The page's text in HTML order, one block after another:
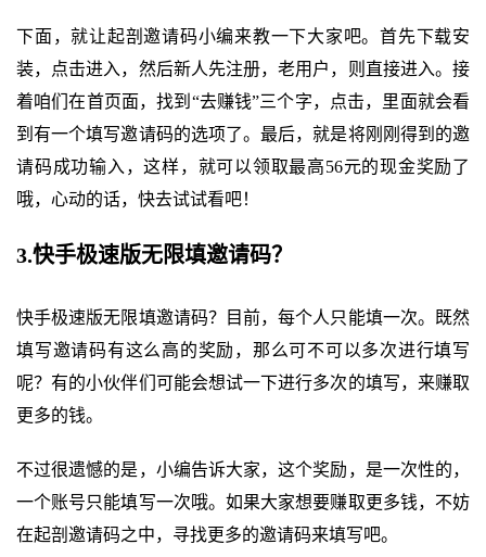
下面，就让起剖邀请码小编来教一下大家吧。首先下载安
装，点击进入，然后新人先注册，老用户，则直接进入。接
着咱们在首页面，找到“去赚钱”三个字，点击，里面就会看
到有一个填写邀请码的选项了。最后，就是将刚刚得到的邀
请码成功输入，这样，就可以领取最高56元的现金奖励了
哦，心动的话，快去试试看吧！
3.快手极速版无限填邀请码？
快手极速版无限填邀请码？目前，每个人只能填一次。既然
填写邀请码有这么高的奖励，那么可不可以多次进行填写
呢？有的小伙伴们可能会想试一下进行多次的填写，来赚取
更多的钱。
不过很遗憾的是，小编告诉大家，这个奖励，是一次性的，
一个账号只能填写一次哦。如果大家想要赚取更多钱，不妨
在起剖邀请码之中，寻找更多的邀请码来填写吧。